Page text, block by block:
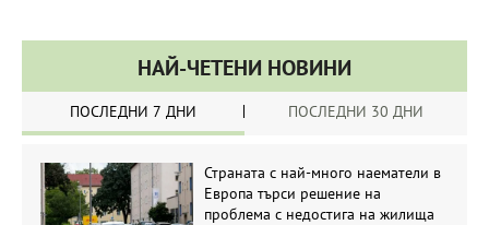
НАЙ-ЧЕТЕНИ НОВИНИ
ПОСЛЕДНИ 7 ДНИ ПОСЛЕДНИ 30 ДНИ
Страната с най-много наематели в
Европа търси решение на
проблема с недостига на жилища